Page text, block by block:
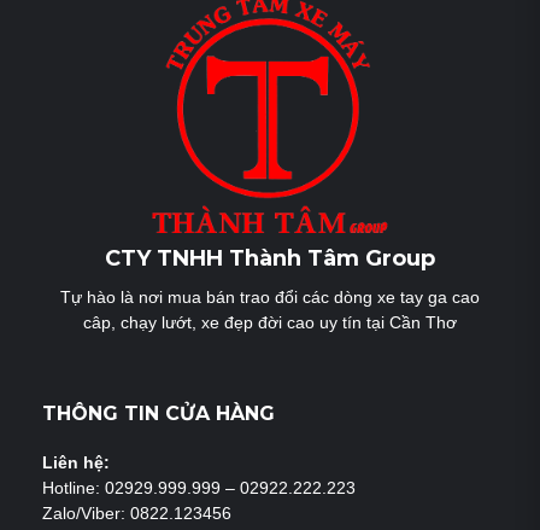
CTY TNHH Thành Tâm Group
Tự hào là nơi mua bán trao đổi các dòng xe tay ga cao
câp, chạy lướt, xe đẹp đời cao uy tín tại Cần Thơ
THÔNG TIN CỬA HÀNG
Liên hệ:
Hotline: 02929.999.999 – 02922.222.223
Zalo/Viber: 0822.123456